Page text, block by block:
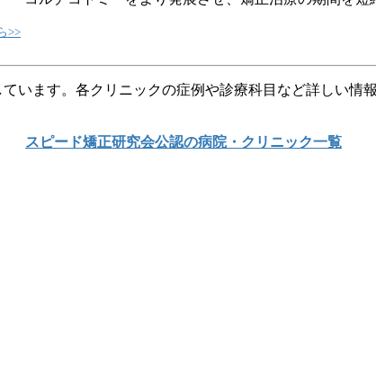
>>
います。各クリニックの症例や診療科目など詳しい
スピード矯正研究会公認の病院・クリニック一覧